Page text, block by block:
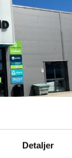
Detaljer